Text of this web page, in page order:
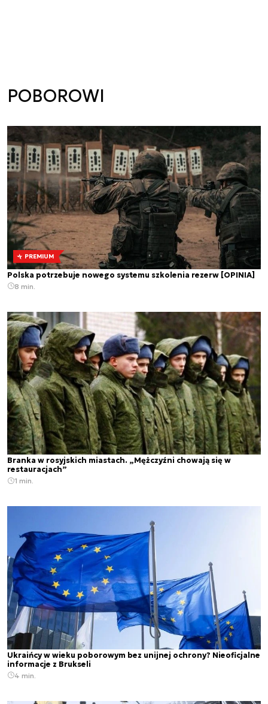
POBOROWI
PREMIUM
Polska potrzebuje nowego systemu szkolenia rezerw [OPINIA]
8 min.
Branka w rosyjskich miastach. „Mężczyźni chowają się w
restauracjach”
1 min.
Ukraińcy w wieku poborowym bez unijnej ochrony? Nieoficjalne
informacje z Brukseli
4 min.